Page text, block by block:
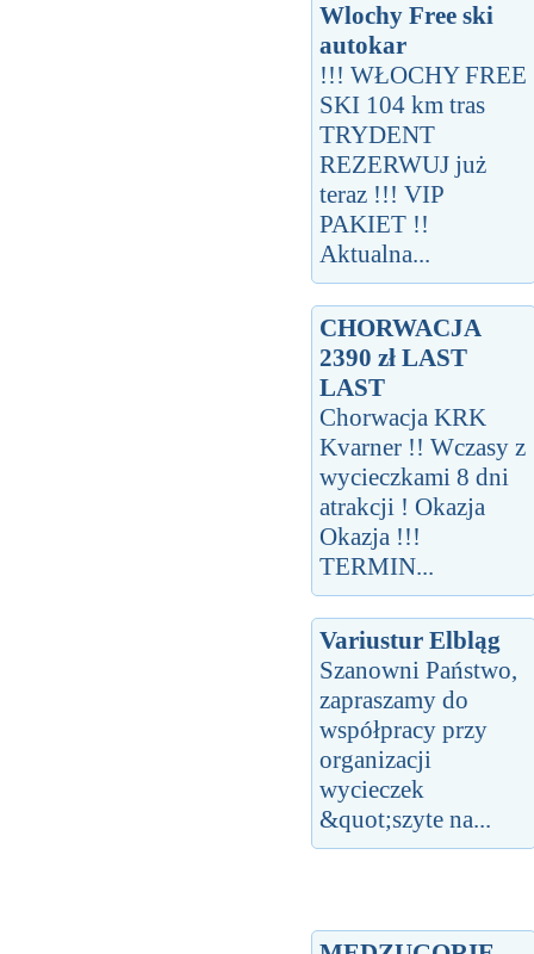
Wlochy Free ski
autokar
!!! WŁOCHY FREE
SKI 104 km tras
TRYDENT
REZERWUJ już
teraz !!! VIP
PAKIET !!
Aktualna...
CHORWACJA
2390 zł LAST
LAST
Chorwacja KRK
Kvarner !! Wczasy z
wycieczkami 8 dni
atrakcji ! Okazja
Okazja !!!
TERMIN...
Variustur Elbląg
Szanowni Państwo,
zapraszamy do
współpracy przy
organizacji
wycieczek
&quot;szyte na...